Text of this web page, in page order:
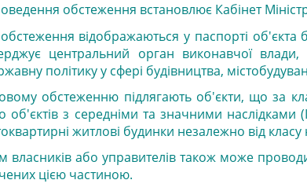
обстеження встановлює Кабінет
відображаються у паспорті об'єкта
центральний орган виконавчої
політику у сфері будівництва,
обстеженню підлягають об'єкти, що за
об'єктів з середніми та значними наслідками
житлові будинки незалежно від класу
власників або управителів також може
цією частиною.